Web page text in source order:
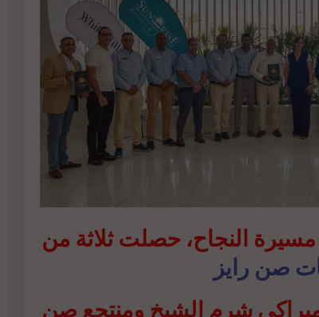
النجاح، حصلت ثلاثة من
صن رايز